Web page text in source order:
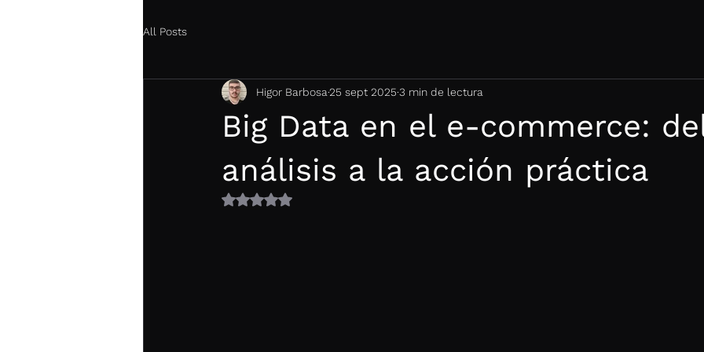
All Posts
Big Data en el e-commerce:
análisis a la acción práctica
Higor Barbosa25 sept 2025 3 min de lectura
Obtuvo NaN de 5 estrellas.